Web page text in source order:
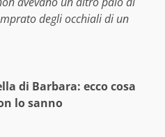
degli occhiali di un
di Barbara: ecco cosa
lo sanno